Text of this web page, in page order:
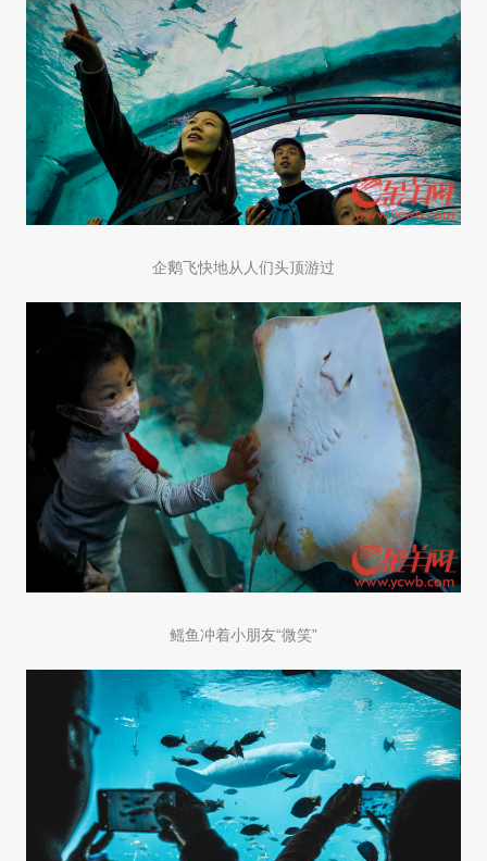
企鹅飞快地从人们头顶游过
鳐鱼冲着小朋友“微笑”